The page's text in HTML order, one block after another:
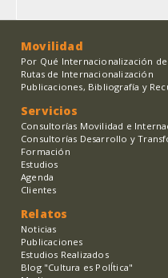
Movilidad
Por Qué Internacionalización de
Rutas de Internacionalización
Publicaciones, Bibliografía y
Servicios
Consultorías Movilidad e
Consultorías Desarrollo y
Formación
Estudios
Agenda
Clientes
Relatos
Noticias
Publicaciones
Estudios Realizados
Blog "Cultura es PolÍtica"